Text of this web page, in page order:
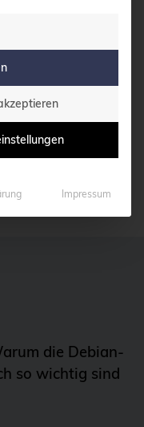
die Debian-
so wichtig sind
Impressum